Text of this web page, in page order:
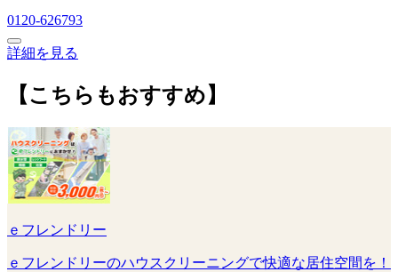
0120-626793
詳細を見る
【こちらもおすすめ】
ｅフレンドリー
ｅフレンドリーのハウスクリーニングで快適な居住空間を！